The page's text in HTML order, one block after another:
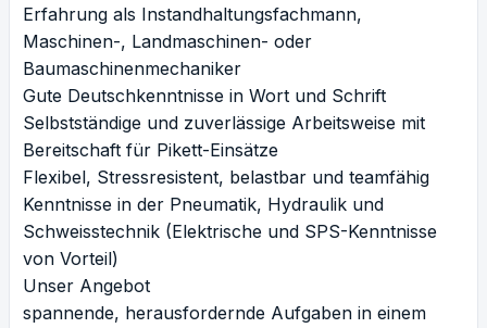
Erfahrung als Instandhaltungsfachmann,
Maschinen-, Landmaschinen- oder
Baumaschinenmechaniker
Gute Deutschkenntnisse in Wort und Schrift
Selbstständige und zuverlässige Arbeitsweise mit
Bereitschaft für Pikett-Einsätze
Flexibel, Stressresistent, belastbar und teamfähig
Kenntnisse in der Pneumatik, Hydraulik und
Schweisstechnik (Elektrische und SPS-Kenntnisse
von Vorteil)
Unser Angebot
spannende, herausfordernde Aufgaben in einem